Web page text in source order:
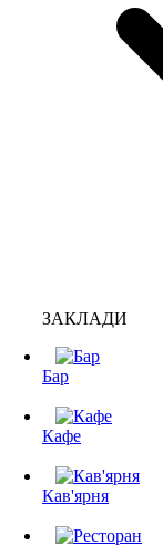
ЗАКЛАДИ
Бар
Кафе
Кав'ярня